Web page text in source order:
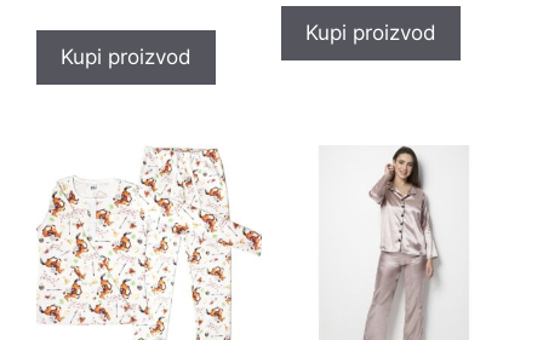
Kupi proizvod
Kupi proizvod